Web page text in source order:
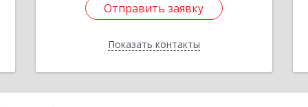
Отправить заявку
Показать контакты
Отправить заявку
Назад